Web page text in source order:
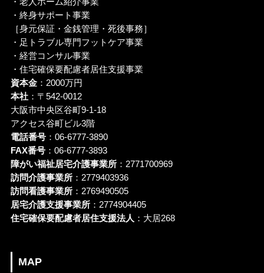
・終身サポート事業
［身元保証・金銭管理・死後事務］
・足トラブル専門フットケア事業
・経営コンサル事業
・住宅確保要配慮者居住支援事業
資本金：2000万円
本社：〒542-0012
大阪市中央区谷町9-1-18
アクセス谷町ビル3階
電話番号：06-6777-3890
FAX番号：06-6777-3893
障がい福祉居宅介護事業所：2771700969
訪問介護事業所：2779403936
訪問看護事業所：2769490505
居宅介護支援事業所：2774904405
住宅確保要配慮者居住支援法人 ：大居268
MAP